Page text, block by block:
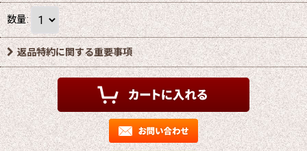
数量:
返品特約に関する重要事項